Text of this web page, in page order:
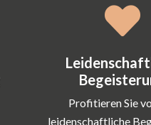
Profitieren Sie
leidenschaftliche